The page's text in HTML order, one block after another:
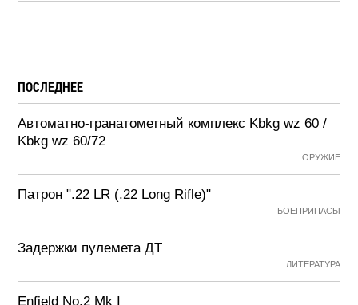
ПОСЛЕДНЕЕ
Автоматно-гранатометный комплекс Kbkg wz 60 /
Kbkg wz 60/72
ОРУЖИЕ
Патрон ".22 LR (.22 Long Rifle)"
БОЕПРИПАСЫ
Задержки пулемета ДТ
ЛИТЕРАТУРА
Enfield No.2 Mk I